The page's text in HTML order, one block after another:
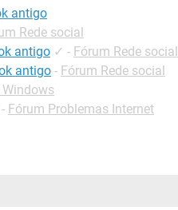
antigo
Rede social
antigo ✓ - Fórum Rede social
antigo - Fórum Rede social
- Fórum Problemas Internet